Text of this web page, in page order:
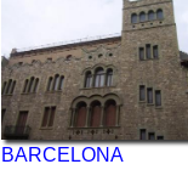
BARCELONA